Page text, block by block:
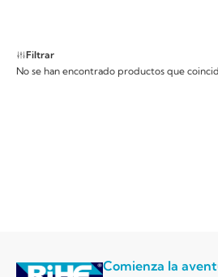
Filtrar
No se han encontrado productos que
Comienza la